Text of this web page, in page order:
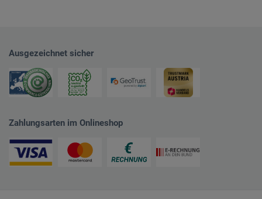
Ausgezeichnet sicher
Zahlungsarten im Onlineshop